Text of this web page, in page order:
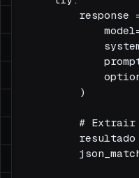
response
        )
#